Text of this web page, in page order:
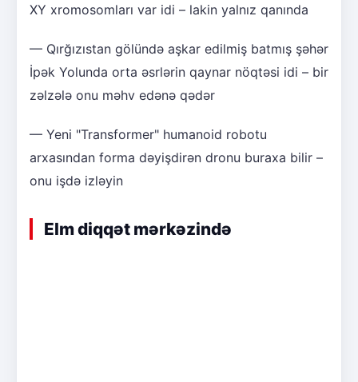
XY xromosomları var idi – lakin yalnız qanında
— Qırğızıstan gölündə aşkar edilmiş batmış şəhər
İpək Yolunda orta əsrlərin qaynar nöqtəsi idi – bir
zəlzələ onu məhv edənə qədər
— Yeni "Transformer" humanoid robotu
arxasından forma dəyişdirən dronu buraxa bilir –
onu işdə izləyin
Elm diqqət mərkəzində